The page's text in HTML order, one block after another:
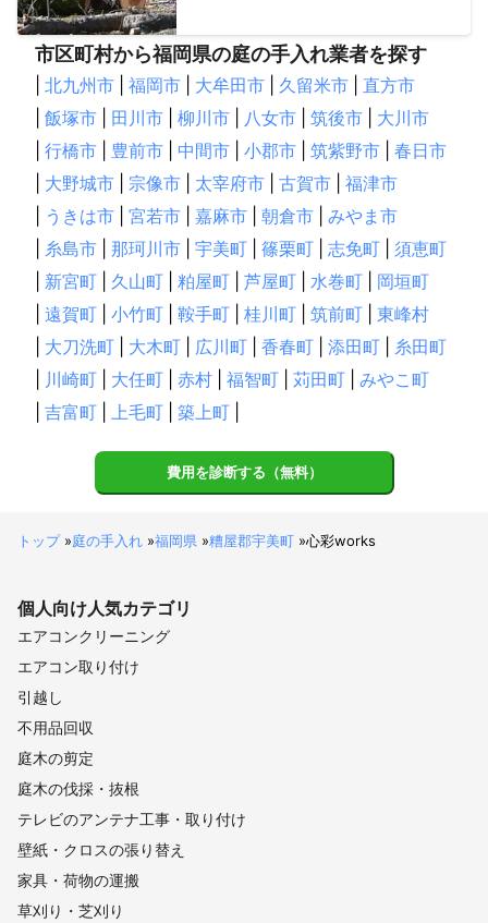
市区町村から福岡県の庭の手入れ業者を探す
北九州市 福岡市 大牟田市 久留米市
直方市
飯塚市 田川市 柳川市 八女市 筑後市
大川市
行橋市 豊前市 中間市 小郡市 筑紫野市
春日市
大野城市 宗像市 太宰府市 古賀市
福津市
うきは市 宮若市 嘉麻市 朝倉市
みやま市
糸島市 那珂川市 宇美町 篠栗町 志免町
須恵町
新宮町 久山町 粕屋町 芦屋町 水巻町
岡垣町
遠賀町 小竹町 鞍手町 桂川町 筑前町
東峰村
大刀洗町 大木町 広川町 香春町 添田町
糸田町
川崎町 大任町 赤村 福智町 苅田町
みやこ町
吉富町 上毛町 築上町
費用を診断する（無料）
トップ»庭の手入れ »福岡県 »糟屋郡宇美町 »心彩works
個人向け人気カテゴリ
エアコンクリーニング
エアコン取り付け
引越し
不用品回収
庭木の剪定
庭木の伐採・抜根
テレビのアンテナ工事・取り付け
壁紙・クロスの張り替え
家具・荷物の運搬
草刈り・芝刈り